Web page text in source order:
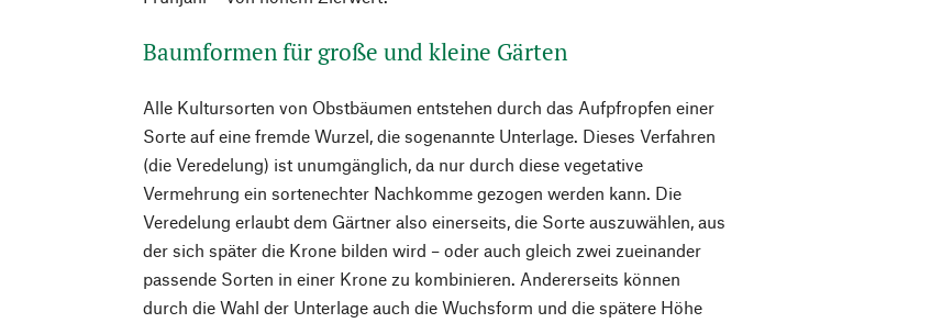
Baumformen für große und kleine Gärten
Alle Kultursorten von Obstbäumen entstehen durch das Aufpfropfen einer
Sorte auf eine fremde Wurzel, die sogenannte Unterlage. Dieses Verfahren
(die Veredelung) ist unumgänglich, da nur durch diese vegetative
Vermehrung ein sortenechter Nachkomme gezogen werden kann. Die
Veredelung erlaubt dem Gärtner also einerseits, die Sorte auszuwählen, aus
der sich später die Krone bilden wird – oder auch gleich zwei zueinander
passende Sorten in einer Krone zu kombinieren. Andererseits können
durch die Wahl der Unterlage auch die Wuchsform und die spätere Höhe